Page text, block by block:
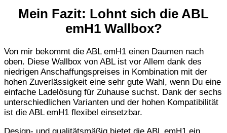
Mein Fazit: Lohnt sich die ABL
emH1 Wallbox?
Von mir bekommt die ABL emH1 einen Daumen nach
oben. Diese Wallbox von ABL ist vor Allem dank des
niedrigen Anschaffungspreises in Kombination mit der
hohen Zuverlässigkeit eine sehr gute Wahl, wenn Du eine
einfache Ladelösung für Zuhause suchst. Dank der sechs
unterschiedlichen Varianten und der hohen Kompatibilität
ist die ABL emH1 flexibel einsetzbar.